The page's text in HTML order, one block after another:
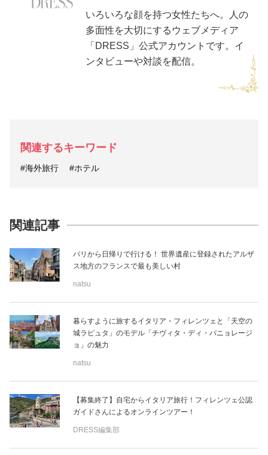
いろいろな顔を持つ女性たちへ。人の
多面性を大切にするウェブメディア
「DRESS」公式アカウントです。イ
ンタビューや対談を配信。
関連するキーワード
#海外旅行 #ホテル
関連記事
パリから日帰りで行ける！ 世界遺産に登録されたアルザ
ス地方のフランスで最も美しい村
natsu
暮らすように旅するイタリア・フィレンツェと「天空の
城ラピュタ」のモデル「チヴィタ・ディ・バニョレージ
ョ」の魅力
natsu
【募集終了】自宅からイタリア旅行！フィレンツェ公認
ガイドさんによるオンラインツアー！
DRESS編集部